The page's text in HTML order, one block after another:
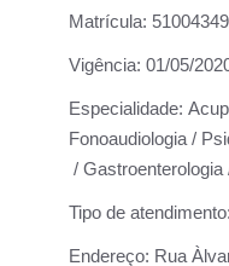
Matrícula:
Vigência: 01/05/
Especialidade:
Fonoaudiologia /
/ Gastroenterologia
Tipo de atendimento:
Endereço: Rua